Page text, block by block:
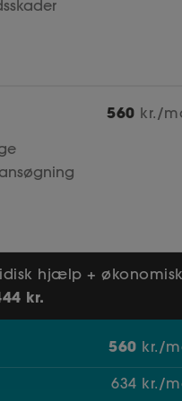
560 kr./
hjælp + økonomisk
kr.
560 kr./
634 kr./